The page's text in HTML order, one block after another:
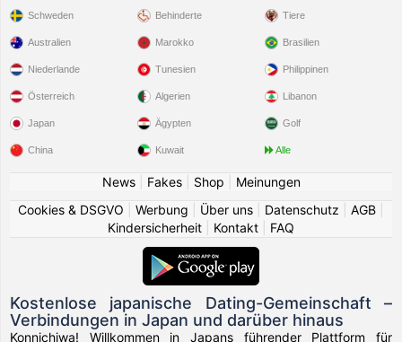
Schweden Behinderte Tiere
Australien
Niederlande
Österreich
Japan
China
Marokko
Tunesien
Algerien
Ägypten
Kuwait
Brasilien
Philippinen
Libanon
Golf
Alle
News| Fakes| Shop
Meinungen
Cookies & DSGVO
Werbung Über uns Datenschutz AGB
Kindersicherheit
Kontakt FAQ
Kostenlose japanische Dating-Gemeinschaft –
Verbindungen in Japan und darüber hinaus
Konnichiwa! Willkommen in Japans führender Plattform für